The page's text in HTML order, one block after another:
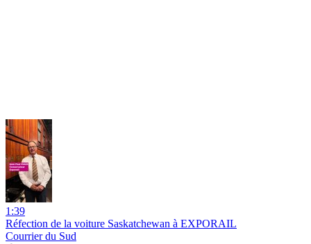
1:39
Réfection de la voiture Saskatchewan à EXPORAIL
Courrier du Sud